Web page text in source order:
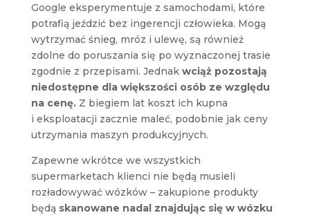
Google eksperymentuje z samochodami, które
potrafią jeździć bez ingerencji człowieka. Mogą
wytrzymać śnieg, mróz i ulewę, są również
zdolne do poruszania się po wyznaczonej trasie
zgodnie z przepisami. Jednak wciąż pozostają
niedostępne dla większości osób ze względu
na cenę.Z biegiem lat koszt ich kupna
i eksploatacji zacznie maleć, podobnie jak ceny
utrzymania maszyn produkcyjnych.
Zapewne wkrótce we wszystkich
supermarketach klienci nie będą musieli
rozładowywać wózków – zakupione produkty
będą skanowane nadal znajdując się w wózku